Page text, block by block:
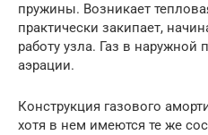
пружины. Возникает
практически закипает,
работу узла. Газ в
аэрации.
Конструкция газового
хотя в нем имеются те же